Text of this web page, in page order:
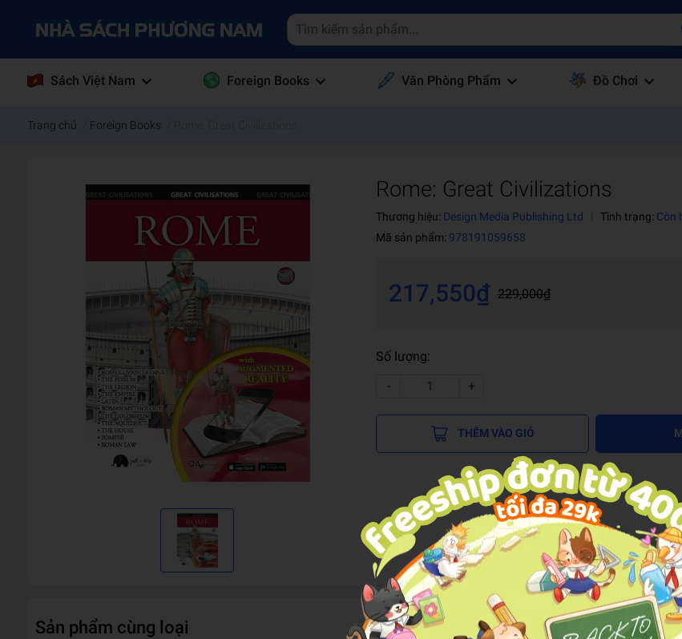
Sách Việt Nam Foreign Books Văn Phòng Phẩm Đồ Chơi
Trang chủ Foreign Books
Rome: Great Civilizations
Thương hiệu: Design Media Publishing Ltd Tình trạng: Còn
Mã sản phẩm: 978191059658
217,550₫ 229,000₫
Số lượng:
-
+
THÊM VÀO GIỎ
Sản phẩm cùng loại